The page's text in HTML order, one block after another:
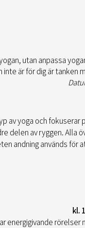
utan anpassa
är för dig är tanken
av yoga och
delen av ryggen. Alla
andning används för
kl.
energigivande